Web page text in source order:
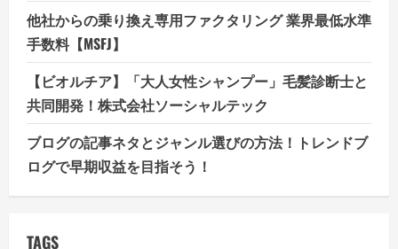
他社からの乗り換え専用ファクタリング 業界最低水準
手数料【MSFJ】
【ビオルチア】「大人女性シャンプー」毛髪診断士と
共同開発！株式会社ソーシャルテック
ブログの記事ネタとジャンル選びの方法！トレンドブ
ログで早期収益を目指そう！
TAGS